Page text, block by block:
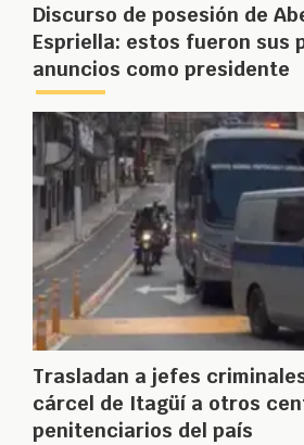
Discurso de posesión de
Espriella: estos fueron sus
anuncios como presidente
Trasladan a jefes
cárcel de Itagüí a otros
penitenciarios del país